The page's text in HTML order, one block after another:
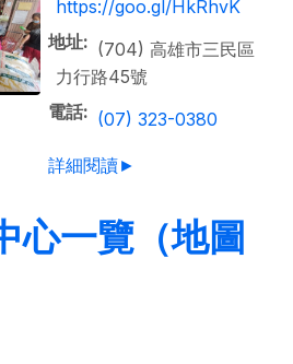
https://goo.gl/HkRhvK
地址
(704) 高雄市三民區
力行路45號
電話
(07) 323-0380
詳細閱讀►
心一覽（地圖